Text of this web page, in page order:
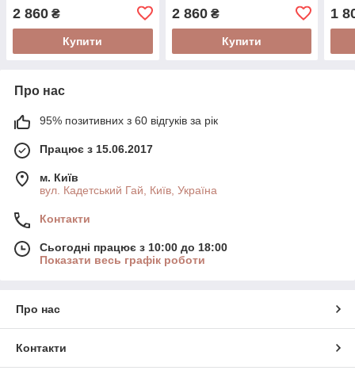
2 860 ₴
Купити
2 860₴
Купити
1
Про нас
95% позитивних з 60 відгуків за рік
Працює з 15.06.2017
м. Київ
вул. Кадетський Гай, Київ, Україна
Контакти
Сьогодні працює з 10:00 до 18:00
Показати весь графік роботи
Про нас
Контакти